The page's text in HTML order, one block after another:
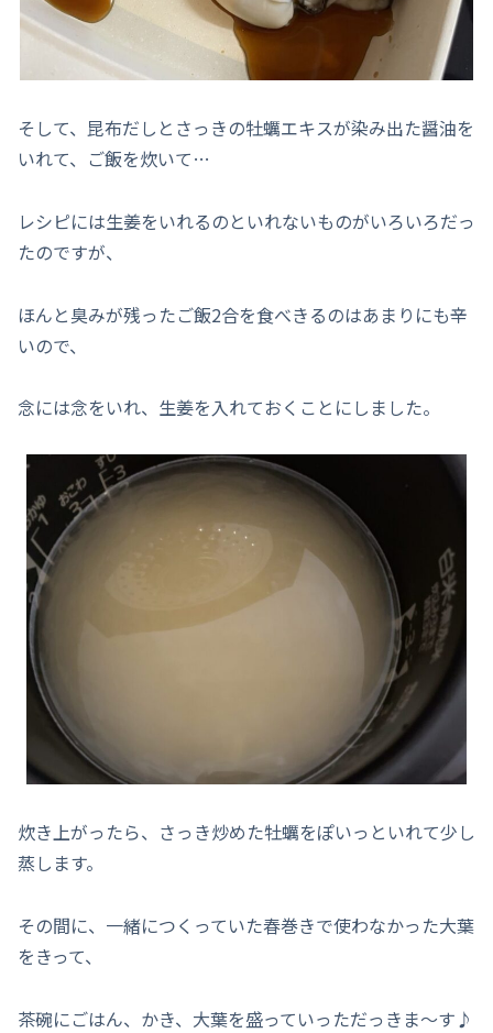
そして、昆布だしとさっきの牡蠣エキスが染み出た醤油を
いれて、ご飯を炊いて…
レシピには生姜をいれるのといれないものがいろいろだっ
たのですが、
ほんと臭みが残ったご飯2合を食べきるのはあまりにも辛
いので、
念には念をいれ、生姜を入れておくことにしました。
炊き上がったら、さっき炒めた牡蠣をぽいっといれて少し
蒸します。
その間に、一緒につくっていた春巻きで使わなかった大葉
をきって、
茶碗にごはん、かき、大葉を盛っていっただっきま～す♪